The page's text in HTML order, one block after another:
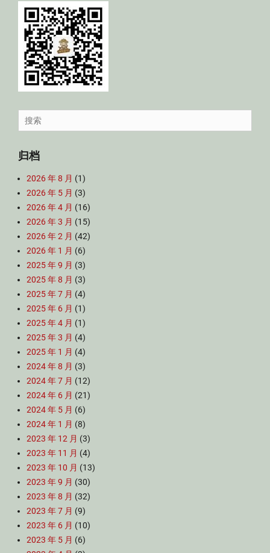
Search
for:
归档
2026 年 8 月 (1)
2026 年 5 月 (3)
2026 年 4 月 (16)
2026 年 3 月 (15)
2026 年 2 月 (42)
2026 年 1 月 (6)
2025 年 9 月 (3)
2025 年 8 月 (3)
2025 年 7 月 (4)
2025 年 6 月 (1)
2025 年 4 月 (1)
2025 年 3 月 (4)
2025 年 1 月 (4)
2024 年 8 月 (3)
2024 年 7 月 (12)
2024 年 6 月 (21)
2024 年 5 月 (6)
2024 年 1 月 (8)
2023 年 12 月 (3)
2023 年 11 月 (4)
2023 年 10 月 (13)
2023 年 9 月 (30)
2023 年 8 月 (32)
2023 年 7 月 (9)
2023 年 6 月 (10)
2023 年 5 月 (6)